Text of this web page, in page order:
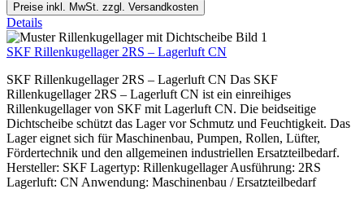
Preise inkl. MwSt. zzgl. Versandkosten
Details
SKF Rillenkugellager 2RS – Lagerluft CN
SKF Rillenkugellager 2RS – Lagerluft CN Das SKF
Rillenkugellager 2RS – Lagerluft CN ist ein einreihiges
Rillenkugellager von SKF mit Lagerluft CN. Die beidseitige
Dichtscheibe schützt das Lager vor Schmutz und Feuchtigkeit. Das
Lager eignet sich für Maschinenbau, Pumpen, Rollen, Lüfter,
Fördertechnik und den allgemeinen industriellen Ersatzteilbedarf.
Hersteller: SKF Lagertyp: Rillenkugellager Ausführung: 2RS
Lagerluft: CN Anwendung: Maschinenbau / Ersatzteilbedarf